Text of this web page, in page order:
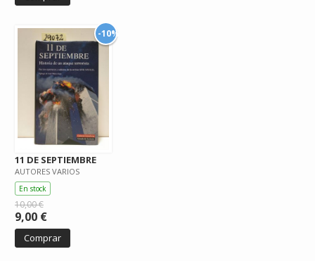
-10%
11 DE SEPTIEMBRE
AUTORES VARIOS
En stock
10,00 €
9,00 €
Comprar